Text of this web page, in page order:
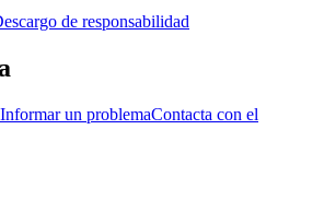
de responsabilidad
Informar un problemaContacta con el